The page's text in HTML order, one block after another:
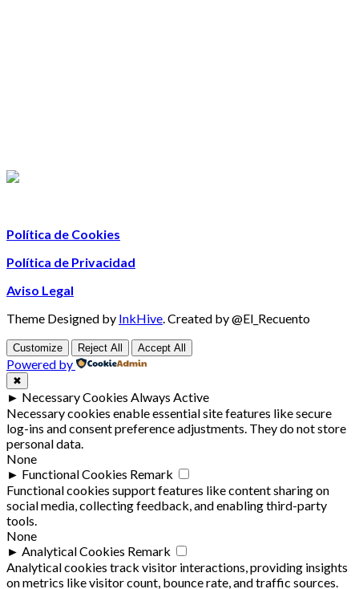
Política de Cookies
Política de Privacidad
Aviso Legal
Theme Designed by InkHive Created by @El_Recuento
Customize Reject All Accept All
Powered by
✖
► Necessary Cookies Always Active
Necessary cookies enable essential site features like secure
log-ins and consent preference adjustments. They do not store
personal data.
None
► Functional Cookies Remark
Functional cookies support features like content sharing on
social media, collecting feedback, and enabling third-party
tools.
None
► Analytical Cookies Remark
Analytical cookies track visitor interactions, providing insights
on metrics like visitor count, bounce rate, and traffic sources.